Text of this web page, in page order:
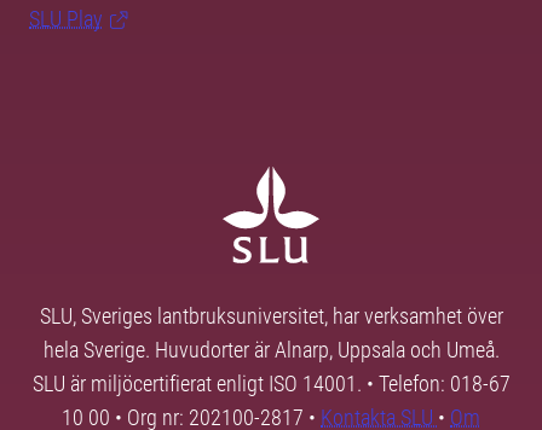
SLU Play
SLU, Sveriges lantbruksuniversitet, har verksamhet över
hela Sverige. Huvudorter är Alnarp, Uppsala och Umeå.
SLU är miljöcertifierat enligt ISO 14001. • Telefon: 018-67
10 00 • Org nr: 202100-2817 • Kontakta SLU • Om